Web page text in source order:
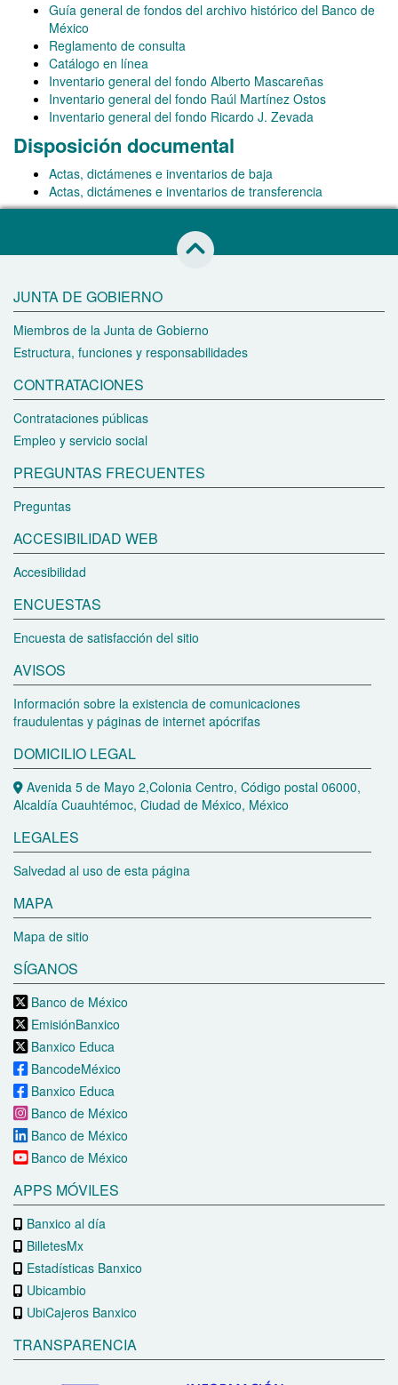
Guía general de fondos del archivo histórico del Banco de
México
Reglamento de consulta
Catálogo en línea
Inventario general del fondo Alberto Mascareñas
Inventario general del fondo Raúl Martínez Ostos
Inventario general del fondo Ricardo J. Zevada
Disposición documental
Actas, dictámenes e inventarios de baja
Actas, dictámenes e inventarios de transferencia
JUNTA DE GOBIERNO
Miembros de la Junta de Gobierno
Estructura, funciones y responsabilidades
CONTRATACIONES
Contrataciones públicas
Empleo y servicio social
PREGUNTAS FRECUENTES
Preguntas
ACCESIBILIDAD WEB
Accesibilidad
ENCUESTAS
Encuesta de satisfacción del sitio
AVISOS
Información sobre la existencia de comunicaciones
fraudulentas y páginas de internet apócrifas
DOMICILIO LEGAL
Avenida 5 de Mayo 2,Colonia Centro, Código postal 06000,
Alcaldía Cuauhtémoc, Ciudad de México, México
LEGALES
Salvedad al uso de esta página
MAPA
Mapa de sitio
SÍGANOS
Banco de México
EmisiónBanxico
Banxico Educa
BancodeMéxico
Banxico Educa
Banco de México
Banco de México
Banco de México
APPS MÓVILES
Banxico al día
BilletesMx
Estadísticas Banxico
Ubicambio
UbiCajeros Banxico
TRANSPARENCIA